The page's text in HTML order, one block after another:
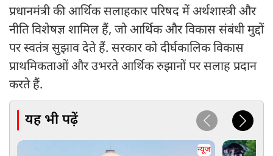
प्रधानमंत्री की आर्थिक सलाहकार परिषद में अर्थशास्त्री और
नीति विशेषज्ञ शामिल हैं, जो आर्थिक और विकास संबंधी मुद्दों
पर स्वतंत्र सुझाव देते हैं. सरकार को दीर्घकालिक विकास
प्राथमिकताओं और उभरते आर्थिक रुझानों पर सलाह प्रदान
करते हैं.
यह भी पढ़ें
न्यूज